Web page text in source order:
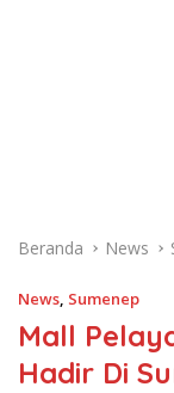
Beranda News
News, Sumenep
Mall
Hadir Di